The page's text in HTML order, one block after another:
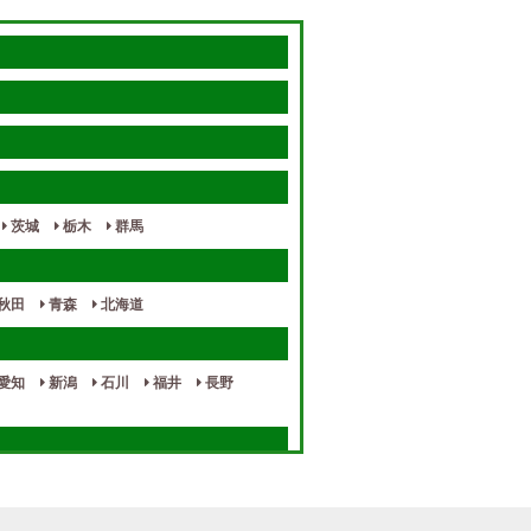
茨城 栃木 群馬
田 青森 北海道
知 新潟 石川 福井 長野